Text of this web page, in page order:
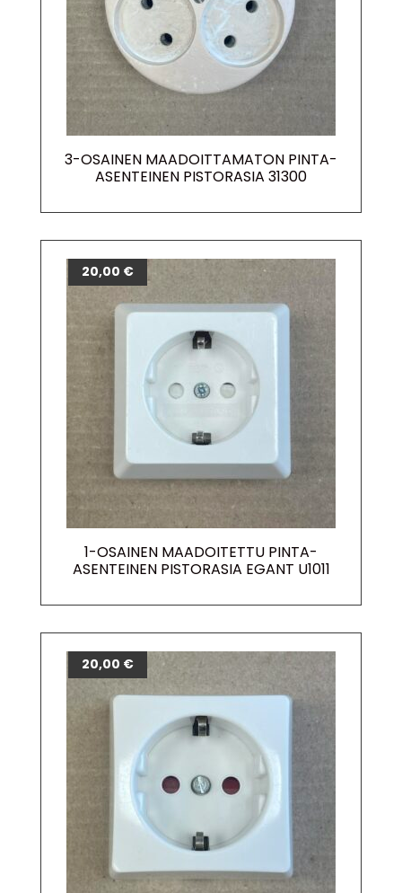
3-OSAINEN MAADOITTAMATON PINTA-
ASENTEINEN PISTORASIA 31300
1-OSAINEN MAADOITETTU PINTA-
ASENTEINEN PISTORASIA EGANT U1011
20,00 €
20,00 €